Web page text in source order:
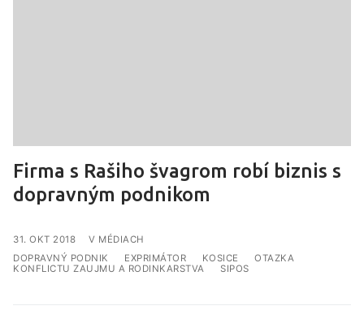
Firma s Rašiho švagrom robí biznis s
dopravným podnikom
V MÉDIACH
DOPRAVNÝ PODNIK
EXPRIMÁTOR KOSICE
OTAZKA
KONFLICTU ZAUJMU A RODINKARSTVA
SIPOS